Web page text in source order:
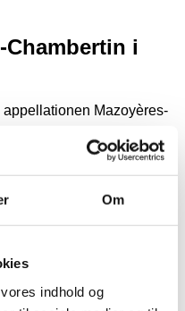
Om
indhold og
Chambertin i
Mazoyères-